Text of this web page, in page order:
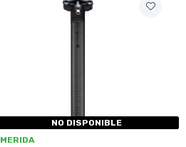
NO DISPONIBLE
MERIDA